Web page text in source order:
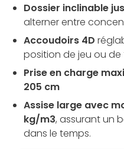
Dossier inclinable
alterner entre
Accoudoirs 4D
position de jeu ou de
Prise en charge
205 cm
Assise large avec
kg/m3, assurant un
dans le temps.